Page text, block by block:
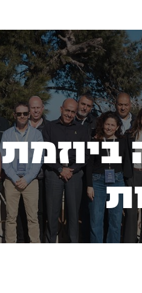
יוזמה לאזוריות
יוזמה לאזוריות